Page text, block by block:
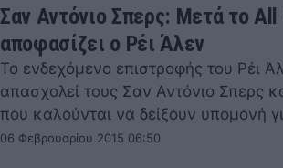
Σαν Αντόνιο Σπερς: Μετά το All
αποφασίζει ο Ρέι Άλεν
Το ενδεχόμενο επιστροφής του Ρέι
απασχολεί τους Σαν Αντόνιο Σπερς
που καλούνται να δείξουν υπομονή
06 Φεβρουαρίου 2015 06:50